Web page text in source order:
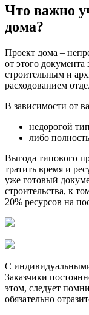
Что важно
дома?
Проект дома –
от этого документа
строительным и
расходованием
В зависимости от
недорогой
либо
Выгода типового
тратить время и
уже готовый
строительства, к
20% ресурсов на
С
Заказчики
этом, следует
обязательно